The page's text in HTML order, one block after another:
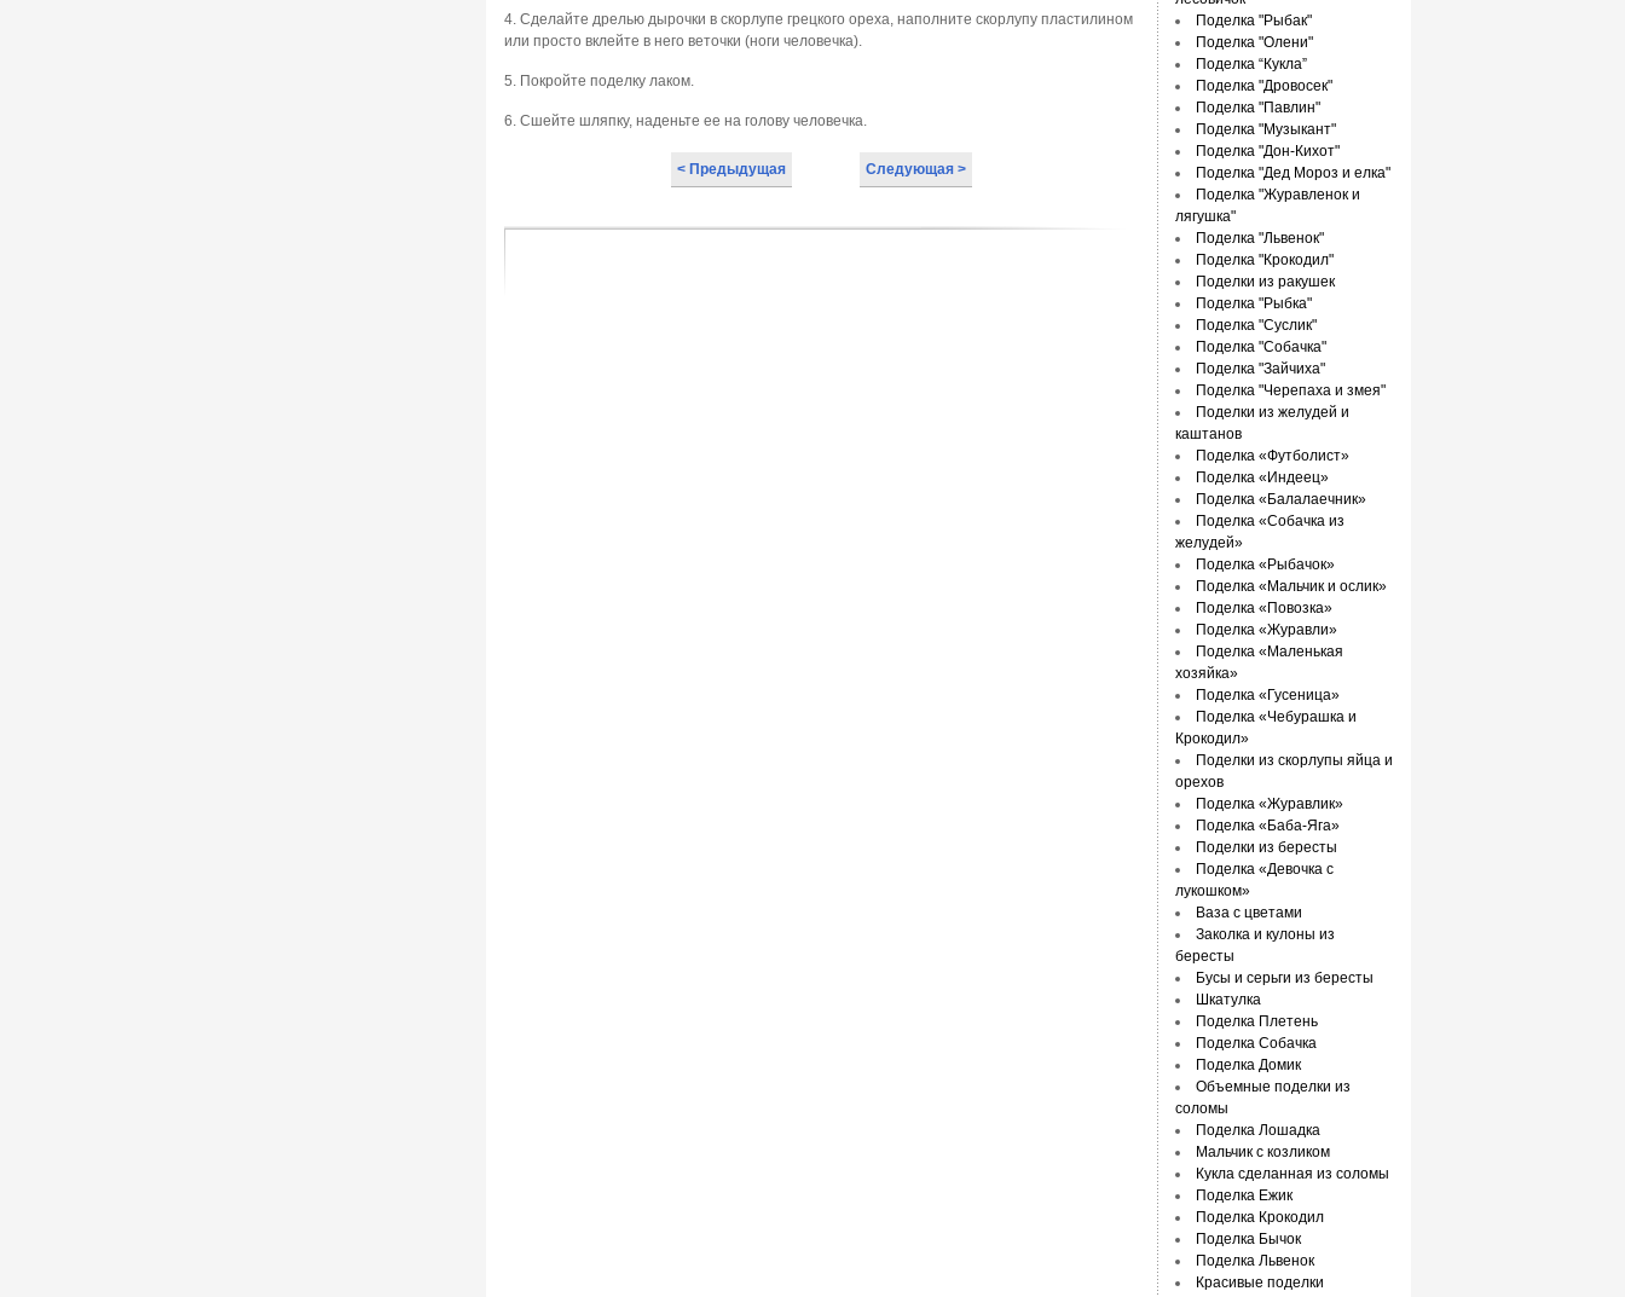
Поделка "Рыбак"
Поделка "Олени"
Поделка “Кукла”
Поделка "Дровосек"
Поделка "Павлин"
Поделка "Музыкант"
Поделка "Дон-Кихот"
Поделка "Дед Мороз и елка"
Поделка "Журавленок и
лягушка"
Поделка "Львенок"
Поделка "Крокодил"
Поделки из ракушек
Поделка "Рыбка"
Поделка "Суслик"
Поделка "Собачка"
Поделка "Зайчиха"
Поделка "Черепаха и змея"
Поделки из желудей и
каштанов
Поделка «Футболист»
Поделка «Индеец»
Поделка «Балалаечник»
Поделка «Собачка из
желудей»
Поделка «Рыбачок»
Поделка «Мальчик и ослик»
Поделка «Повозка»
Поделка «Журавли»
Поделка «Маленькая
хозяйка»
Поделка «Гусеница»
Поделка «Чебурашка и
Крокодил»
Поделки из скорлупы яйца и
орехов
Поделка «Журавлик»
Поделка «Баба-Яга»
Поделки из бересты
Поделка «Девочка с
лукошком»
Ваза с цветами
Заколка и кулоны из
бересты
Бусы и серьги из бересты
Шкатулка
Поделка Плетень
Поделка Собачка
Поделка Домик
Объемные поделки из
соломы
Поделка Лошадка
Мальчик с козликом
Кукла сделанная из соломы
Поделка Ежик
Поделка Крокодил
Поделка Бычок
Поделка Львенок
Красивые поделки
4. Сделайте дрелью дырочки в скорлупе грецкого ореха, наполните скорлупу пластилином
или просто вклейте в него веточки (ноги человечка).
5. Покройте поделку лаком.
6. Сшейте шляпку, наденьте ее на голову человечка.
< Предыдущая Следующая >